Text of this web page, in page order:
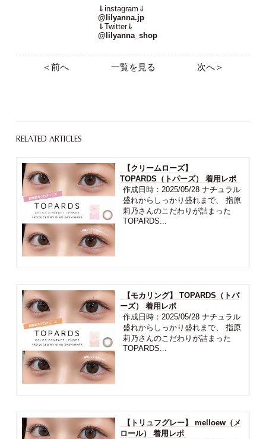
⇓instagram⇓
@lilyanna.jp
⇓Twitter⇓
@lilyanna_shop
＜前へ 一覧を見る 次へ＞
RELATED ARTICLES
【クリームローズ】
TOPARDS（トパーズ） 着用レポ
作成日時：2025/05/28 ナチュラル
盛れからしっかり盛れまで、 指原
莉乃さんのこだわりが詰まった
TOPARDS...
【モカリング】 TOPARDS（トパ
ーズ） 着用レポ
作成日時：2025/05/28 ナチュラル
盛れからしっかり盛れまで、 指原
莉乃さんのこだわりが詰まった
TOPARDS...
【トリュフグレー】 melloew（メ
ロール） 着用レポ